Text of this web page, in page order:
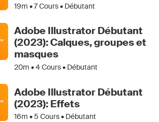
19m •7Cours • Débutant
Adobe Illustrator Débutant
(2023): Calques, groupes et
masques
20m •4Cours • Débutant
Adobe Illustrator Débutant
(2023): Effets
16m •5 Cours • Débutant